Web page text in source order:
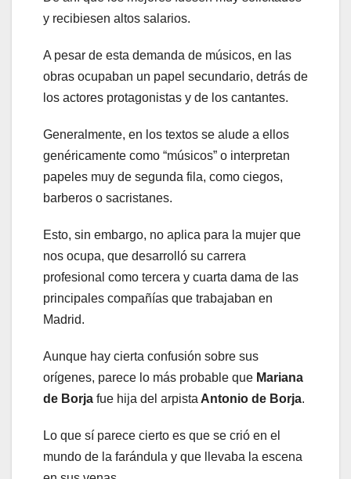
y recibiesen altos salarios.
A pesar de esta demanda de músicos, en las
obras ocupaban un papel secundario, detrás de
los actores protagonistas y de los cantantes.
Generalmente, en los textos se alude a ellos
genéricamente como “músicos” o interpretan
papeles muy de segunda fila, como ciegos,
barberos o sacristanes.
Esto, sin embargo, no aplica para la mujer que
nos ocupa, que desarrolló su carrera
profesional como tercera y cuarta dama de las
principales compañías que trabajaban en
Madrid.
Aunque hay cierta confusión sobre sus
orígenes, parece lo más probable que Mariana
de Borja fue hija del arpista Antonio de Borja.
Lo que sí parece cierto es que se crió en el
mundo de la farándula y que llevaba la escena